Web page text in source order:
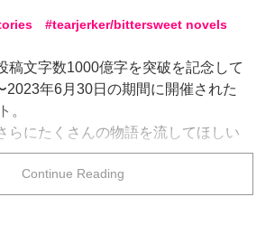
tearjerker/bittersweet novels
稿文字数1000億字を突破を記念して
2023年6月30日の期間に開催された
。
らにたくさんの物語を流してほしい
「ボトルメール」をテーマにした
を募集しました。
Continue Reading